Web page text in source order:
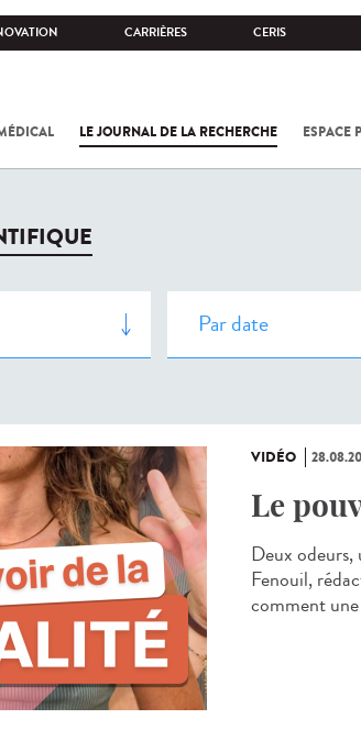
CARRIÈRES CERIS
LE JOURNAL DE LA RECHERCHE ESPACE
VIDÉO
Le
Deux odeurs,
Fenouil,
comment